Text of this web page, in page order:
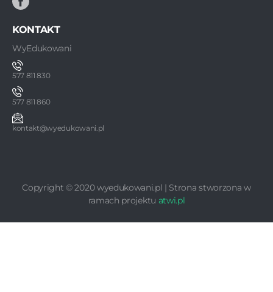
KONTAKT
WyEdukowani
577 811 830
577 811 860
kontakt@wyedukowani.pl
Copyright © 2020 wyedukowani.pl | Strona stworzona w
ramach projektu atwi.pl